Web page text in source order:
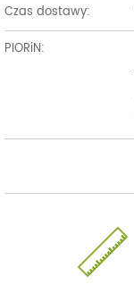
Czas dostawy:
PIORiN: